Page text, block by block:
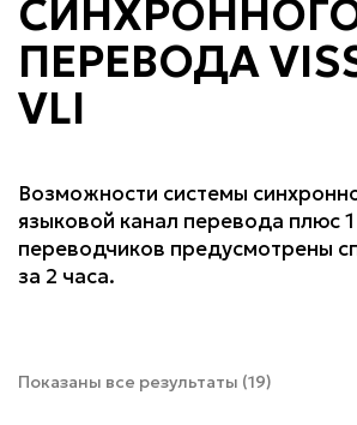
ПЕРЕВОДА
VLI
Возможности системы
языковой канал перевода плюс
переводчиков предусмотрены
за 2 часа.
Показаны все результаты (19)